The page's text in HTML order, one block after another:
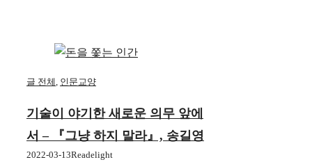
글 전체 인문교양
기술이 야기한 새로운 의무 앞에
서 – 『그냥 하지 말라』, 송길영
2022-03-13Readelight